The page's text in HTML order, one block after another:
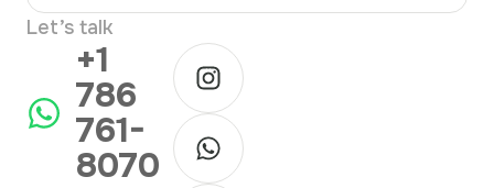
Let’s talk
+1
786
761-
8070